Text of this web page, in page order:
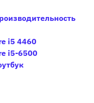
i5 4460
i5-6500